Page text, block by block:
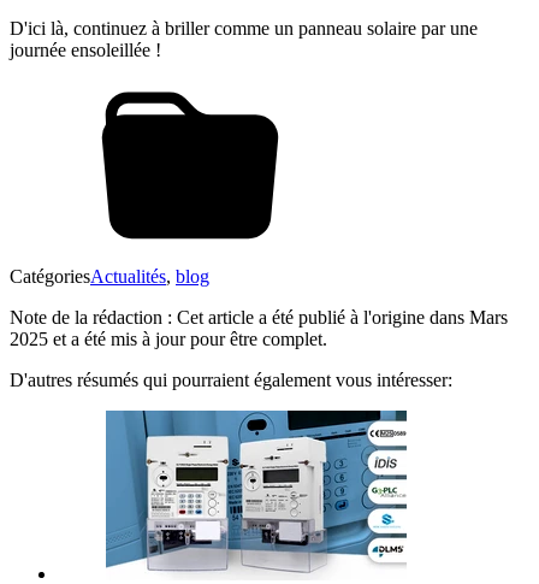
D'ici là, continuez à briller comme un panneau solaire par une
journée ensoleillée !
CatégoriesActualités, blog
Note de la rédaction : Cet article a été publié à l'origine dans Mars
2025 et a été mis à jour pour être complet.
D'autres résumés qui pourraient également vous intéresser: